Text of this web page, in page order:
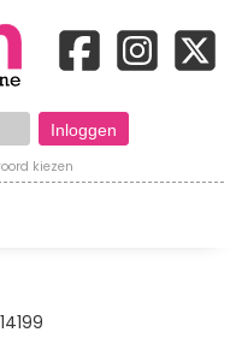
kiezen